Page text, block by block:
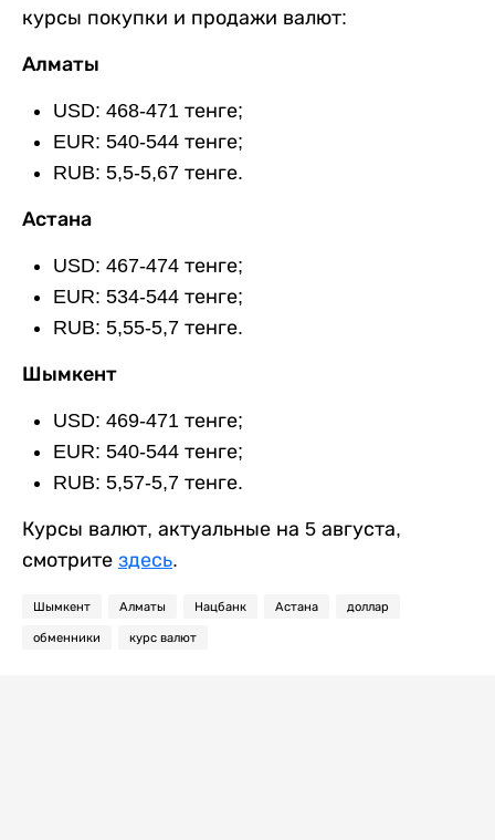
курсы покупки и продажи валют:
Алматы
USD: 468-471 тенге;
EUR: 540-544 тенге;
RUB: 5,5-5,67 тенге.
Астана
USD: 467-474 тенге;
EUR: 534-544 тенге;
RUB: 5,55-5,7 тенге.
Шымкент
USD: 469-471 тенге;
EUR: 540-544 тенге;
RUB: 5,57-5,7 тенге.
Курсы валют, актуальные на 5 августа,
смотрите здесь.
Шымкент Алматы Нацбанк Астана доллар
обменники курс валют